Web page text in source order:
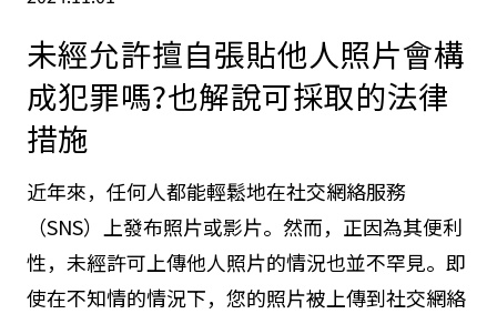
未經允許擅自張貼他人照片會構
成犯罪嗎?也解說可採取的法律
措施
近年來，任何人都能輕鬆地在社交網絡服務
（SNS）上發布照片或影片。然而，正因為其便利
性，未經許可上傳他人照片的情況也並不罕見。即
使在不知情的情況下，您的照片被上傳到社交網絡